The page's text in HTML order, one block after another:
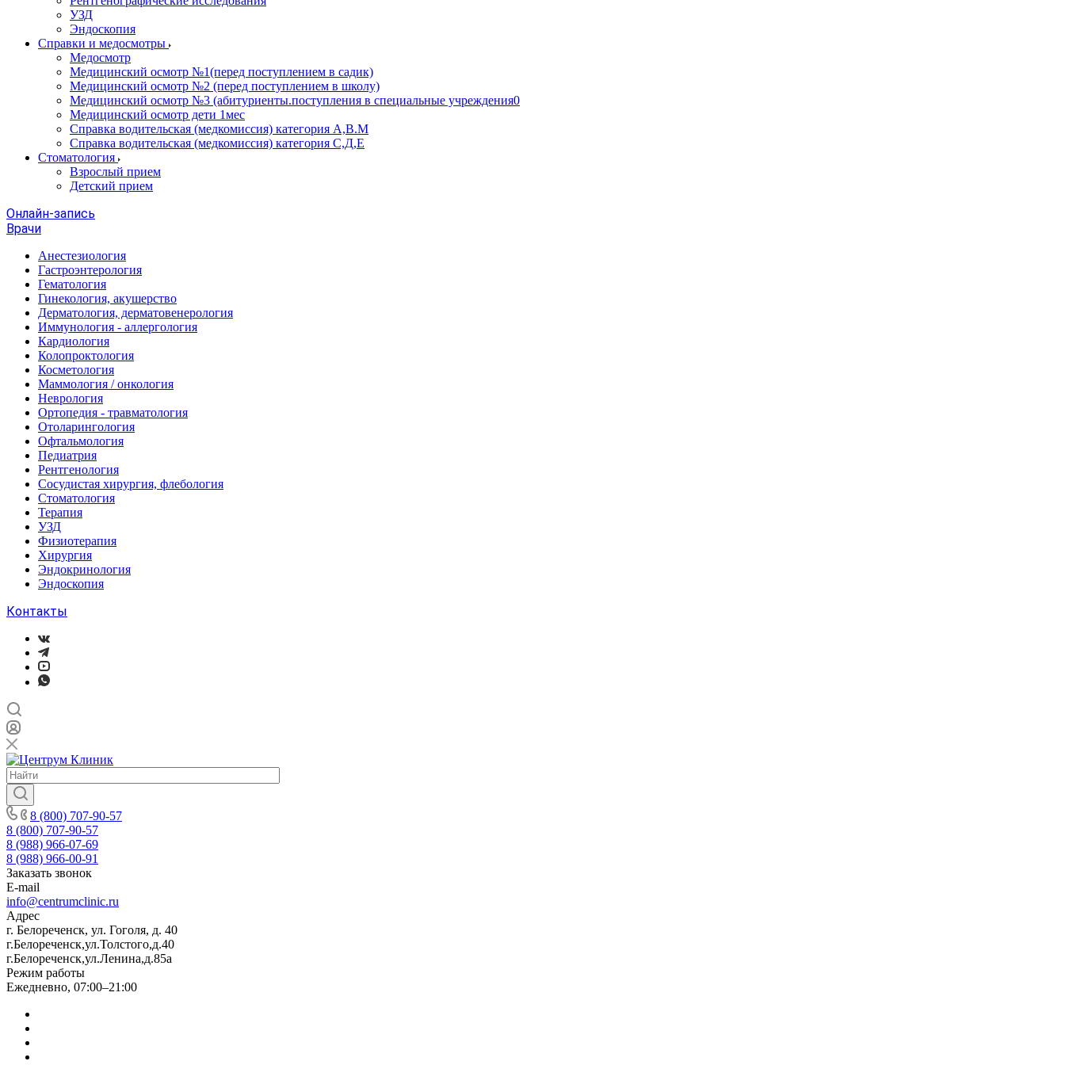
УЗД
Эндоскопия
Справки и медосмотры
Медосмотр
Медицинский осмотр №1(перед поступлением в садик)
Медицинский осмотр №2 (перед поступлением в школу)
Медицинский осмотр №3 (абитуриенты.поступления в специальные учреждения0
Медицинский осмотр дети 1мес
Справка водительская (медкомиссия) категория А,В.М
Справка водительская (медкомиссия) категория С,Д,Е
Стоматология
Взрослый прием
Детский прием
Онлайн-запись
Врачи
Анестезиология
Гастроэнтерология
Гематология
Гинекология, акушерство
Дерматология, дерматовенерология
Иммунология - аллергология
Кардиология
Колопроктология
Косметология
Маммология / онкология
Неврология
Ортопедия - травматология
Отоларингология
Офтальмология
Педиатрия
Рентгенология
Сосудистая хирургия, флебология
Стоматология
Терапия
УЗД
Физиотерапия
Хирургия
Эндокринология
Эндоскопия
Контакты
8 (800) 707-90-57
8 (800) 707-90-57
8 (988) 966-07-69
8 (988) 966-00-91
Заказать звонок
E-mail
info@centrumclinic.ru
Адрес
г. Белореченск, ул. Гоголя, д. 40
г.Белореченск,ул.Толстого,д.40
г.Белореченск,ул.Ленина,д.85а
Режим работы
Ежедневно, 07:00–21:00